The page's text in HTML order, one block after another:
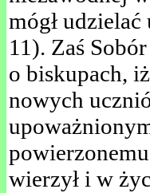
mógł
11). Zaś
o biskupach,
nowych
wierzył i w